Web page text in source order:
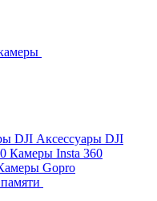
Аксессуары DJI
Камеры Insta 360
Gopro